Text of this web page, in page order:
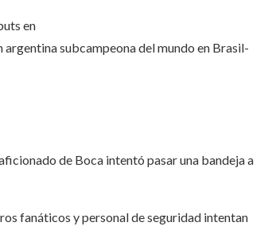
en
argentina subcampeona del mundo en Brasil-
de Boca intentó pasar una bandeja a
fanáticos y personal de seguridad intentan